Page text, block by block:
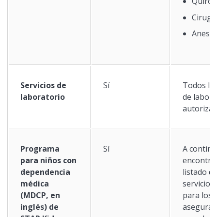
Servicios de
laboratorio
Sí
Todos
de
Programa
para niños con
dependencia
médica
(MDCP, en
inglés) de
Sí
A
listado
servicios
para los